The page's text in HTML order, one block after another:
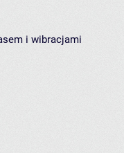
i wibracjami